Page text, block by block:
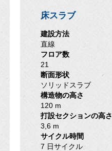
床スラブ
建設方法
直線
フロア数
21
断面形状
ソリッドスラブ
構造物の高さ
120 m
打設セクションの高さ
3,6 m
サイクル時間
7 日サイクル